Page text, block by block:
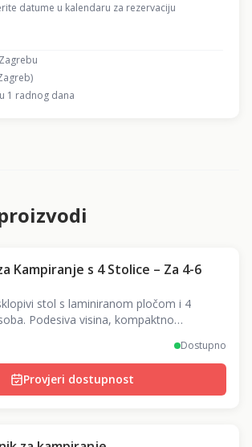
datume u kalendaru za rezervaciju
1 radnog dana
Kampiranje s 4 Stolice – Za 4-6
stol s laminiranom pločom i 4
Podesiva visina, kompaktno
Dostupno
Provjeri dostupnost